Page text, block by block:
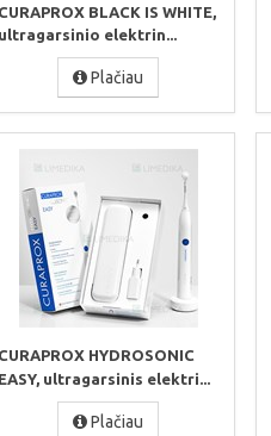
CURAPROX BLACK IS WHITE,
ultragarsinio elektrin...
Plačiau
CURAPROX HYDROSONIC
EASY, ultragarsinis elektri...
Plačiau